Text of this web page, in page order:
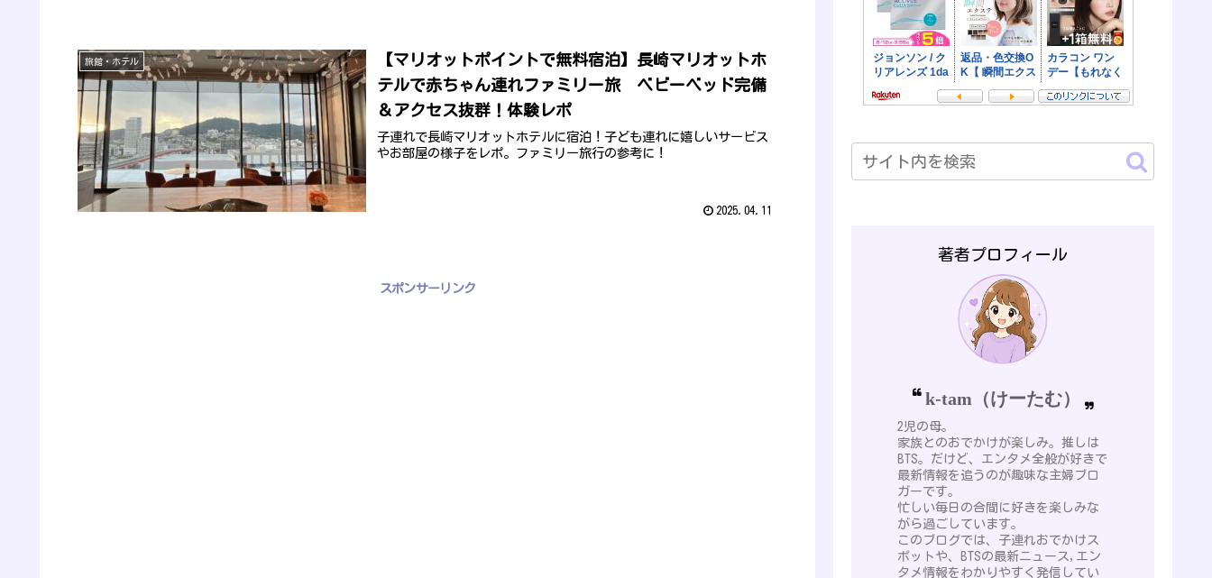
旅館・ホテル
【マリオットポイントで無料宿泊】長崎マリオットホ
テルで赤ちゃん連れファミリー旅 ベビーベッド完備
＆アクセス抜群！体験レポ
子連れで長崎マリオットホテルに宿泊！子ども連れに嬉しいサービス
やお部屋の様子をレポ。ファミリー旅行の参考に！
2025.04.11
スポンサーリンク
著者プロフィール
k-tam（けーたむ）
2児の母。
家族とのおでかけが楽しみ。推しは
BTS。だけど、エンタメ全般が好きで
最新情報を追うのが趣味な主婦ブロ
ガーです。
忙しい毎日の合間に好きを楽しみな
がら過ごしています。
このブログでは、子連れおでかけス
ポットや、BTSの最新ニュース,エン
タメ情報をわかりやすく発信してい